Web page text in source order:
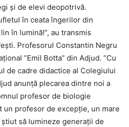
și de elevi deopotrivă.
în ceata îngerilor din
în lumină!”, au transmis
Profesorul Constantin Negru
”Emil Botta” din Adjud. ”Cu
de cadre didactice al Colegiului
anunță plecarea dintre noi a
profesor de biologie
un profesor de excepție, un mare
să lumineze generații de